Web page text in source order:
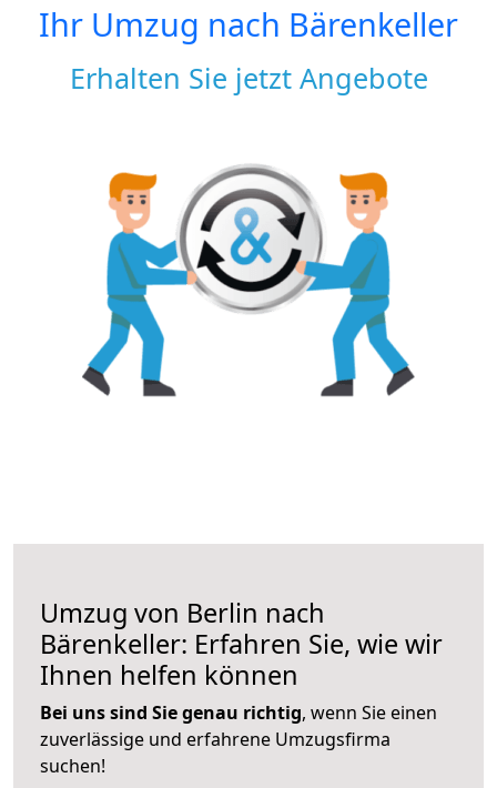
Ihr Umzug nach Bärenkeller
Erhalten Sie jetzt Angebote
Umzug von Berlin nach
Bärenkeller: Erfahren Sie, wie wir
Ihnen helfen können
Bei uns sind Sie genau richtig, wenn Sie einen
zuverlässige und erfahrene Umzugsfirma
suchen!